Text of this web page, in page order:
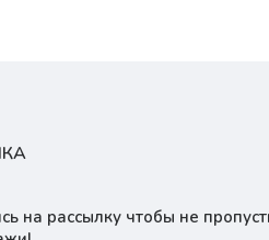
на рассылку чтобы не